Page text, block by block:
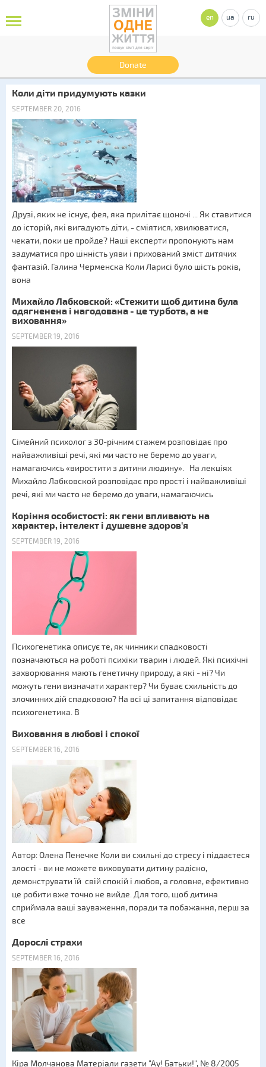
Donate
en ua ru
Коли діти придумують казки
SEPTEMBER 20, 2016
Друзі, яких не існує, фея, яка прилітає щоночі ... Як ставитися
до історій, які вигадують діти, - сміятися, хвилюватися,
чекати, поки це пройде? Наші експерти пропонують нам
задуматися про цінність уяви і прихований зміст дитячих
фантазій. Галина Черменска Коли Ларисі було шість років,
вона
Михайло Лабковской: «Стежити щоб дитина була
одягненена і нагодована - це турбота, а не
виховання»
SEPTEMBER 19, 2016
Сімейний психолог з 30-річним стажем розповідає про
найважливіші речі, які ми часто не беремо до уваги,
намагаючись «виростити з дитини людину». На лекціях
Михайло Лабковской розповідає про прості і найважливіші
речі, які ми часто не беремо до уваги, намагаючись
Коріння особистості: як гени впливають на
характер, інтелект і душевне здоров'я
SEPTEMBER 19, 2016
Психогенетика описує те, як чинники спадковості
позначаються на роботі психіки тварин і людей. Які психічні
захворювання мають генетичну природу, а які - ні? Чи
можуть гени визначати характер? Чи буває схильність до
злочинних дій спадковою? На всі ці запитання відповідає
психогенетика. В
Виховання в любові і спокої
SEPTEMBER 16, 2016
Автор: Олена Пенечке Коли ви схильні до стресу і піддаєтеся
злості - ви не можете виховувати дитину радісно, ​​
демонструвати їй свій спокій і любов, а головне, ефективно
це робити вже точно не вийде. Для того, щоб дитина
сприймала ваші зауваження, поради та побажання, перш за
все
Дорослі страхи
SEPTEMBER 16, 2016
Кіра Молчанова Матеріали газети "Ау! Батьки!", № 8/2005